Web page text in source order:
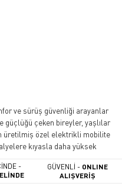
ve sürüş güvenliği arayanlar
güçlüğü çeken bireyler, yaşlılar
üretilmiş özel elektrikli mobilite
kıyasla daha yüksek
sistemlerine sahiptir.
- GÜVENLİ - ONLINE
ALIŞVERİŞ